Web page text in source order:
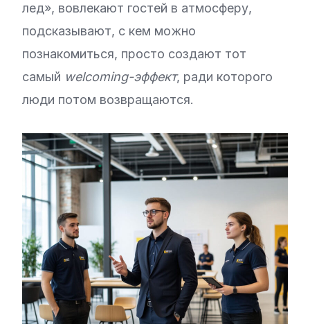
лед», вовлекают гостей в атмосферу,
подсказывают, с кем можно
познакомиться, просто создают тот
самый welcoming-эффект, ради которого
люди потом возвращаются.